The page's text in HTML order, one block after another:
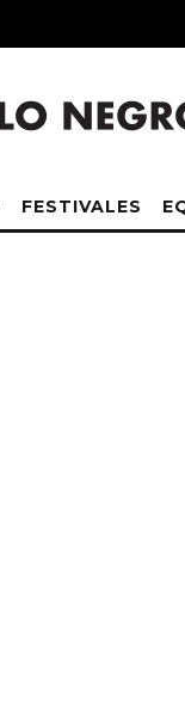
FESTIVALES